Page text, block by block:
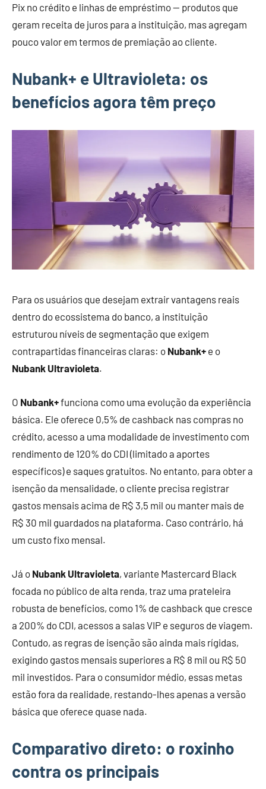
Pix no crédito e linhas de empréstimo — produtos que
geram receita de juros para a instituição, mas agregam
pouco valor em termos de premiação ao cliente.
Nubank+ e Ultravioleta: os
benefícios agora têm preço
Para os usuários que desejam extrair vantagens reais
dentro do ecossistema do banco, a instituição
estruturou níveis de segmentação que exigem
contrapartidas financeiras claras: o Nubank+ e o
Nubank Ultravioleta.
O Nubank+funciona como uma evolução da experiência
básica. Ele oferece 0,5% de cashback nas compras no
crédito, acesso a uma modalidade de investimento com
rendimento de 120% do CDI (limitado a aportes
específicos) e saques gratuitos. No entanto, para obter a
isenção da mensalidade, o cliente precisa registrar
gastos mensais acima de R$ 3,5 mil ou manter mais de
R$ 30 mil guardados na plataforma. Caso contrário, há
um custo fixo mensal.
Já o Nubank Ultravioleta, variante Mastercard Black
focada no público de alta renda, traz uma prateleira
robusta de benefícios, como 1% de cashback que cresce
a 200% do CDI, acessos a salas VIP e seguros de viagem.
Contudo, as regras de isenção são ainda mais rígidas,
exigindo gastos mensais superiores a R$ 8 mil ou R$ 50
mil investidos. Para o consumidor médio, essas metas
estão fora da realidade, restando-lhes apenas a versão
básica que oferece quase nada.
Comparativo direto: o roxinho
contra os principais